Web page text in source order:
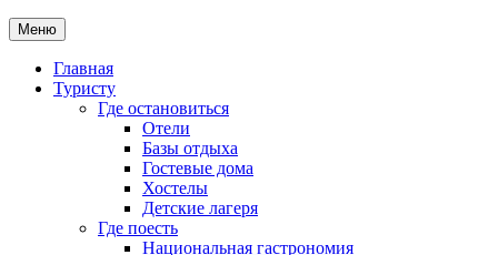
Меню
Главная
Туристу
Где остановиться
Отели
Базы отдыха
Гостевые дома
Хостелы
Детские лагеря
Где поесть
Национальная гастрономия